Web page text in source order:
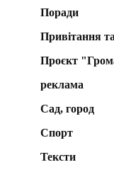
Поради
Привітання
Проєкт
реклама
Сад, город
Спорт
Тексти